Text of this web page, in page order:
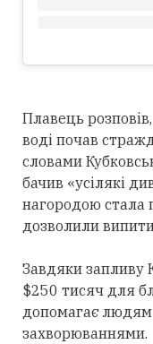
Плавець
воді почав
словами
бачив «усілякі
нагородою стала
дозволили
Завдяки запливу
$250 тисяч для
допомагає людям
захворюваннями.